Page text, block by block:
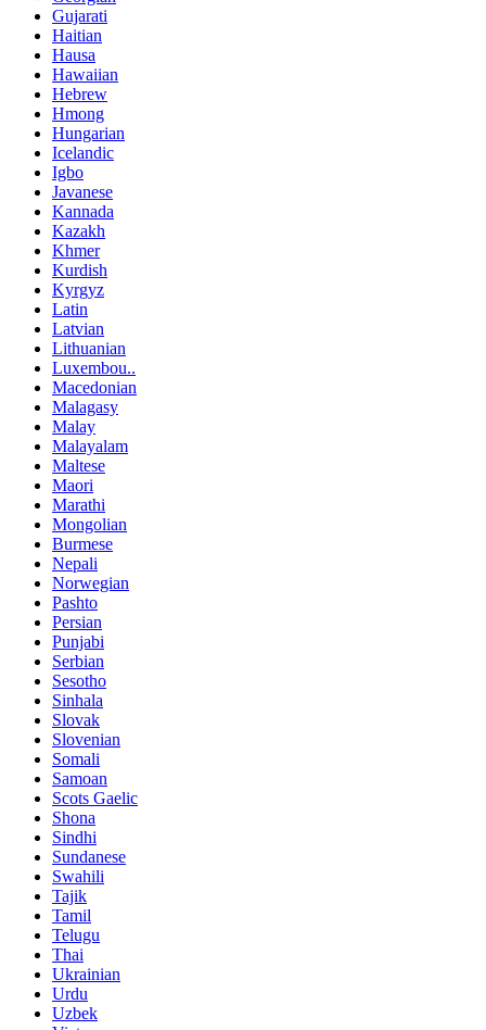
Gujarati
Haitian
Hausa
Hawaiian
Hebrew
Hmong
Hungarian
Icelandic
Igbo
Javanese
Kannada
Kazakh
Khmer
Kurdish
Kyrgyz
Latin
Latvian
Lithuanian
Luxembou..
Macedonian
Malagasy
Malay
Malayalam
Maltese
Maori
Marathi
Mongolian
Burmese
Nepali
Norwegian
Pashto
Persian
Punjabi
Serbian
Sesotho
Sinhala
Slovak
Slovenian
Somali
Samoan
Scots Gaelic
Shona
Sindhi
Sundanese
Swahili
Tajik
Tamil
Telugu
Thai
Ukrainian
Urdu
Uzbek